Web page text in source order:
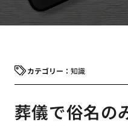
知識
葬儀で俗名の